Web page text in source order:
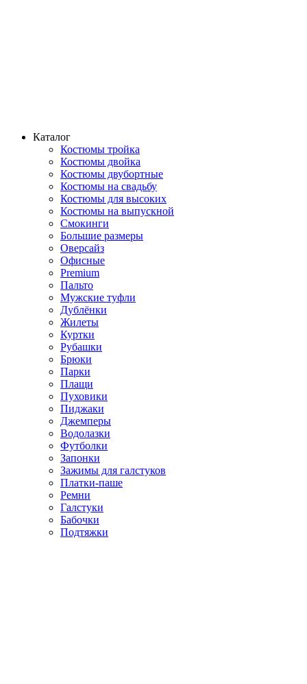
Каталог
Костюмы тройка
Костюмы двойка
Костюмы двубортные
Костюмы на свадьбу
Костюмы для высоких
Костюмы на выпускной
Смокинги
Большие размеры
Оверсайз
Офисные
Premium
Пальто
Мужские туфли
Дублёнки
Жилеты
Куртки
Рубашки
Брюки
Парки
Плащи
Пуховики
Пиджаки
Джемперы
Водолазки
Футболки
Запонки
Зажимы для галстуков
Платки-паше
Ремни
Галстуки
Бабочки
Подтяжки